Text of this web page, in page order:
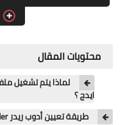
محتويات المقال
ايدج ؟
طريقة تعيين أدوب ريدر Adobe reader بشكل افتراضي